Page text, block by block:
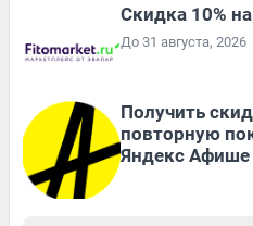
Скидка 10%
До 31 августа, 2026
Получить
повторную
Яндекс Афише